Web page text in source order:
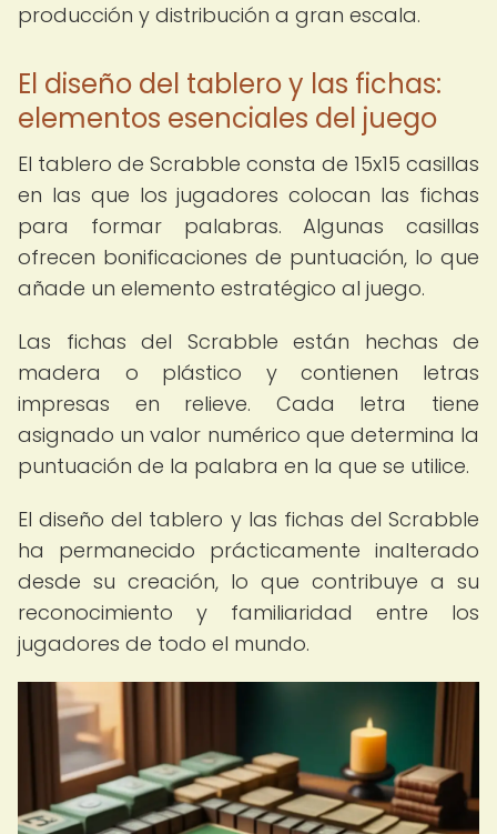
producción y distribución a gran escala.
El diseño del tablero y las fichas:
elementos esenciales del juego
El tablero de Scrabble consta de 15x15 casillas
en las que los jugadores colocan las fichas
para formar palabras. Algunas casillas
ofrecen bonificaciones de puntuación, lo que
añade un elemento estratégico al juego.
Las fichas del Scrabble están hechas de
madera o plástico y contienen letras
impresas en relieve. Cada letra tiene
asignado un valor numérico que determina la
puntuación de la palabra en la que se utilice.
El diseño del tablero y las fichas del Scrabble
ha permanecido prácticamente inalterado
desde su creación, lo que contribuye a su
reconocimiento y familiaridad entre los
jugadores de todo el mundo.